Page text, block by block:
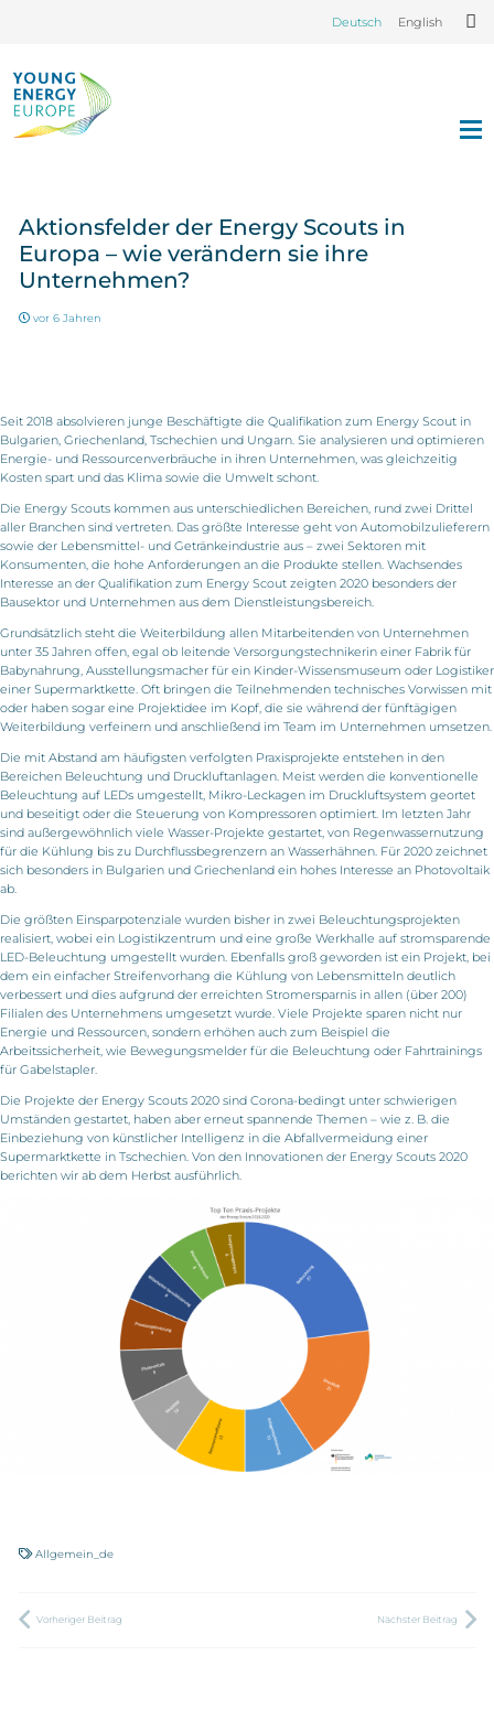
Deutsch English
Aktionsfelder der Energy Scouts in
Europa – wie verändern sie ihre
Unternehmen?
vor 6 Jahren
Seit 2018 absolvieren junge Beschäftigte die Qualifikation zum Energy Scout in
Bulgarien, Griechenland, Tschechien und Ungarn. Sie analysieren und optimieren
Energie- und Ressourcenverbräuche in ihren Unternehmen, was gleichzeitig
Kosten spart und das Klima sowie die Umwelt schont.
Die Energy Scouts kommen aus unterschiedlichen Bereichen, rund zwei Drittel
aller Branchen sind vertreten. Das größte Interesse geht von Automobilzulieferern
sowie der Lebensmittel- und Getränkeindustrie aus – zwei Sektoren mit
Konsumenten, die hohe Anforderungen an die Produkte stellen. Wachsendes
Interesse an der Qualifikation zum Energy Scout zeigten 2020 besonders der
Bausektor und Unternehmen aus dem Dienstleistungsbereich.
Grundsätzlich steht die Weiterbildung allen Mitarbeitenden von Unternehmen
unter 35 Jahren offen, egal ob leitende Versorgungstechnikerin einer Fabrik für
Babynahrung, Ausstellungsmacher für ein Kinder-Wissensmuseum oder Logistiker
einer Supermarktkette. Oft bringen die Teilnehmenden technisches Vorwissen mit
oder haben sogar eine Projektidee im Kopf, die sie während der fünftägigen
Weiterbildung verfeinern und anschließend im Team im Unternehmen umsetzen.
Die mit Abstand am häufigsten verfolgten Praxisprojekte entstehen in den
Bereichen Beleuchtung und Druckluftanlagen. Meist werden die konventionelle
Beleuchtung auf LEDs umgestellt, Mikro-Leckagen im Druckluftsystem geortet
und beseitigt oder die Steuerung von Kompressoren optimiert. Im letzten Jahr
sind außergewöhnlich viele Wasser-Projekte gestartet, von Regenwassernutzung
für die Kühlung bis zu Durchflussbegrenzern an Wasserhähnen. Für 2020 zeichnet
sich besonders in Bulgarien und Griechenland ein hohes Interesse an Photovoltaik
ab.
Die größten Einsparpotenziale wurden bisher in zwei Beleuchtungsprojekten
realisiert, wobei ein Logistikzentrum und eine große Werkhalle auf stromsparende
LED-Beleuchtung umgestellt wurden. Ebenfalls groß geworden ist ein Projekt, bei
dem ein einfacher Streifenvorhang die Kühlung von Lebensmitteln deutlich
verbessert und dies aufgrund der erreichten Stromersparnis in allen (über 200)
Filialen des Unternehmens umgesetzt wurde. Viele Projekte sparen nicht nur
Energie und Ressourcen, sondern erhöhen auch zum Beispiel die
Arbeitssicherheit, wie Bewegungsmelder für die Beleuchtung oder Fahrtrainings
für Gabelstapler.
Die Projekte der Energy Scouts 2020 sind Corona-bedingt unter schwierigen
Umständen gestartet, haben aber erneut spannende Themen – wie z. B. die
Einbeziehung von künstlicher Intelligenz in die Abfallvermeidung einer
Supermarktkette in Tschechien. Von den Innovationen der Energy Scouts 2020
berichten wir ab dem Herbst ausführlich.
Allgemein_de
Vorheriger Beitrag Nächster Beitrag